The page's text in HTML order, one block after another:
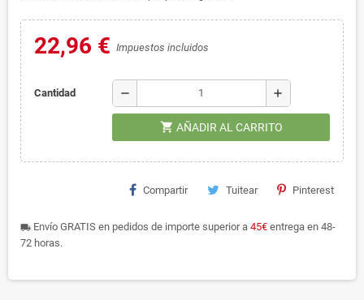
22,96 € Impuestos incluidos
Cantidad remove add
shopping_cart AÑADIR AL CARRITO
Compartir Tuitear Pinterest
local_shipping Envío GRATIS en pedidos de importe superior a 45€ entrega en 48-
72 horas.